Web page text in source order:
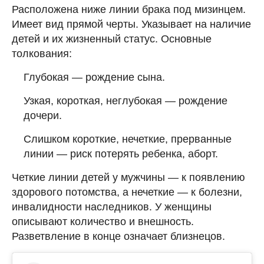
Расположена ниже линии брака под мизинцем.
Имеет вид прямой черты. Указывает на наличие
детей и их жизненный статус. Основные
толкования:
Глубокая — рождение сына.
Узкая, короткая, неглубокая — рождение
дочери.
Слишком короткие, нечеткие, прерванные
линии — риск потерять ребенка, аборт.
Четкие линии детей у мужчины — к появлению
здорового потомства, а нечеткие — к болезни,
инвалидности наследников. У женщины
описывают количество и внешность.
Разветвление в конце означает близнецов.